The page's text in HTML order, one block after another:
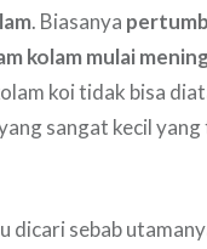
. Biasanya
kolam mulai
koi tidak bisa
sangat kecil
dicari sebab